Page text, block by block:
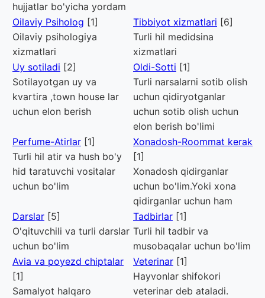
hujjatlar bo'yicha yordam
Oilaviy Psiholog [1]
Oilaviy psihologiya
xizmatlari
Tibbiyot xizmatlari [6]
Turli hil medidsina
xizmatlari
Uy sotiladi [2]
Sotilayotgan uy va
kvartira ,town house lar
uchun elon berish
Oldi-Sotti [1]
Turli narsalarni sotib olish
uchun qidiryotganlar
uchun sotib olish uchun
elon berish bo'limi
Perfume-Atirlar [1]
Turli hil atir va hush bo'y
hid taratuvchi vositalar
uchun bo'lim
Xonadosh-Roommat kerak
[1]
Xonadosh qidirganlar
uchun bo'lim.Yoki xona
qidirganlar uchun ham
Darslar [5]
O'qituvchili va turli darslar
uchun bo'lim
Tadbirlar [1]
Turli hil tadbir va
musobaqalar uchun bo'lim
Avia va poyezd chiptalar
[1]
Samalyot halqaro
Veterinar [1]
Hayvonlar shifokori
veterinar deb ataladi.